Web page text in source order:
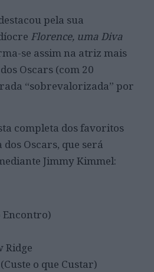
pela sua
Florence, uma Diva
se assim na atriz mais
Oscars (com 20
“sobrevalorizada” por
completa dos favoritos
Oscars, que será
Jimmy Kimmel:
Ridge
o que Custar)